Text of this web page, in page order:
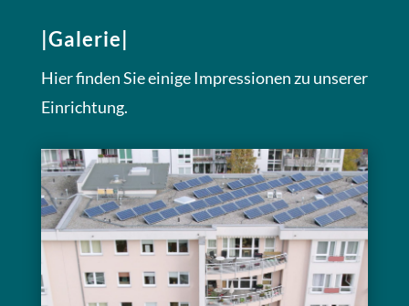
|Galerie|
Hier finden Sie einige Impressionen zu unserer
Einrichtung.